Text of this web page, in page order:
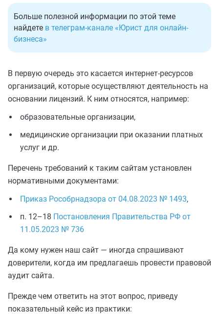
Больше полезной информации по этой теме
найдете в телеграм-канале «Юрист для онлайн-
бизнеса»
В первую очередь это касается интернет-ресурсов
организаций, которые осуществляют деятельность на
основании лицензий. К ним относятся, например:
образовательные организации,
медицинские организации при оказании платных
услуг и др.
Перечень требований к таким сайтам установлен
нормативными документами:
Приказ Рособрнадзора от 04.08.2023 № 1493,
п. 12–18 Постановления Правительства РФ от
11.05.2023 № 736
Да кому нужен наш сайт — иногда спрашивают
доверители, когда им предлагаешь провести правовой
аудит сайта.
Прежде чем ответить на этот вопрос, приведу
показательный кейс из практики: